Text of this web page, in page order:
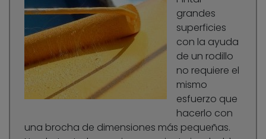
grandes
superficies
con la ayuda
de un rodillo
no requiere el
mismo
esfuerzo que
hacerlo con
una brocha de dimensiones más pequeñas.